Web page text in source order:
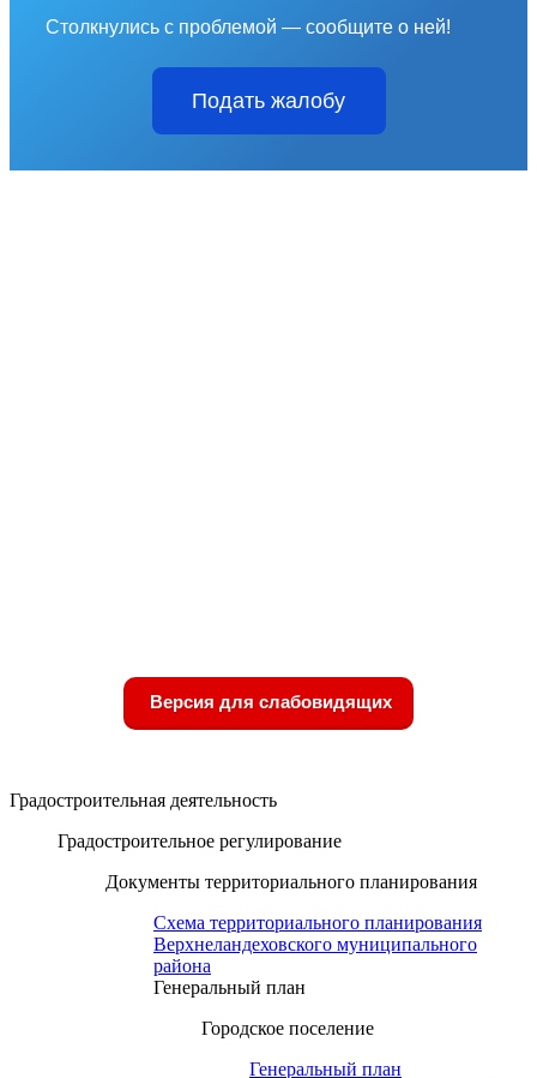
Столкнулись с проблемой — сообщите о ней!
Подать жалобу
Версия для слабовидящих
Градостроительная деятельность
Градостроительное регулирование
Документы территориального планирования
Схема территориального планирования
Верхнеландеховского муниципального
района
Генеральный план
Городское поселение
Генеральный план